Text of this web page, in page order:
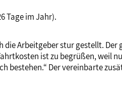
Tage im Jahr).
Arbeitgeber stur gestellt.
ist zu begrüßen, weil
bestehen.“ Der vereinbarte